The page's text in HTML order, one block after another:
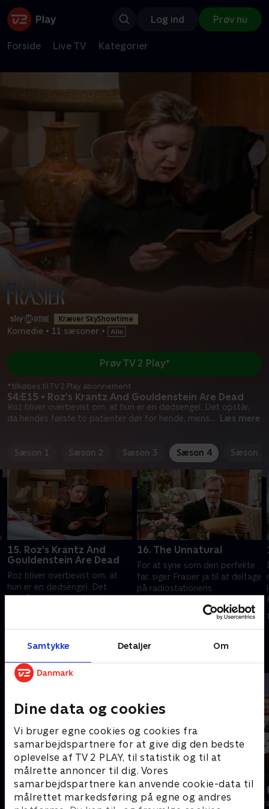
Samtykke Detaljer Om
Dine data og cookies
Vi bruger egne cookies og cookies fra
samarbejdspartnere for at give dig den bedste
oplevelse af TV 2 PLAY, til statistik og til at
målrette annoncer til dig. Vores
samarbejdspartnere kan anvende cookie-data til
målrettet markedsføring på egne og andres
Log ind Prøv nu
Forside Live TV Kategorier
Kræver SkyShowtime
Komedie • 11 sæsoner •
S4:E15 • Roz's Krantz And Gouldenstein Are Dead
Roz bliver overbevist om, at hun er en dødsengel. Det opstår,
da hendes første to patienter dør for hende, mens... Læs mere
Prøv TV 2 Play*
*tilkøbes til TV 2 Play abonnement
Sæson 1 Sæson 2 Sæson 3 Sæson 4 Sæson 5
15. Roz's Krantz And
Gouldenstein Are Dead
Roz bliver overbevist om, at
hun er en dødsengel. Det
opstår, da hendes første to
plejehjem.
16. The Unnatural
For at syne som den perfekte
far, siger Frasier ja til at deltage
på radiostationens
, hvordan spillet skal spilles.
Robssons (dansk tale)
Komedie • 1 sæsoner
Bert (dansk
Komedie • 1